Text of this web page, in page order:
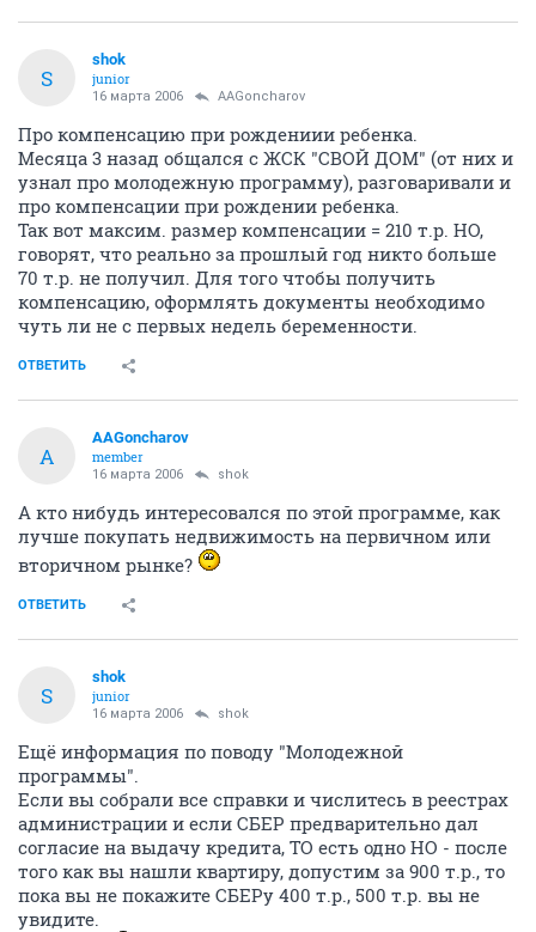
S
shok
junior
16 марта 2006 AAGoncharov
Про компенсацию при рождениии ребенка.
Месяца 3 назад общался с ЖСК "СВОЙ ДОМ" (от них и
узнал про молодежную программу), разговаривали и
про компенсации при рождении ребенка.
Так вот максим. размер компенсации = 210 т.р. НО,
говорят, что реально за прошлый год никто больше
70 т.р. не получил. Для того чтобы получить
компенсацию, оформлять документы необходимо
чуть ли не с первых недель беременности.
ОТВЕТИТЬ
A
AAGoncharov
member
16 марта 2006 shok
А кто нибудь интересовался по этой программе, как
лучше покупать недвижимость на первичном или
вторичном рынке?
ОТВЕТИТЬ
S
shok
junior
16 марта 2006 shok
Ещё информация по поводу "Молодежной
программы".
Если вы собрали все справки и числитесь в реестрах
администрации и если СБЕР предварительно дал
согласие на выдачу кредита, ТО есть одно НО - после
того как вы нашли квартиру, допустим за 900 т.р., то
пока вы не покажите СБЕРу 400 т.р., 500 т.р. вы не
увидите.